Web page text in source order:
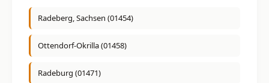
Radeberg, Sachsen (01454)
Ottendorf-Okrilla (01458)
Radeburg (01471)